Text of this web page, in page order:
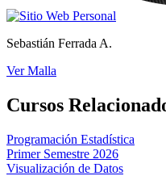
Sebastián Ferrada A.
Ver Malla
Cursos
Programación Estadística
Primer Semestre 2026
Visualización de Datos